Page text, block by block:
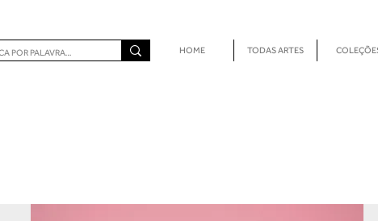
HOME TODAS ARTES